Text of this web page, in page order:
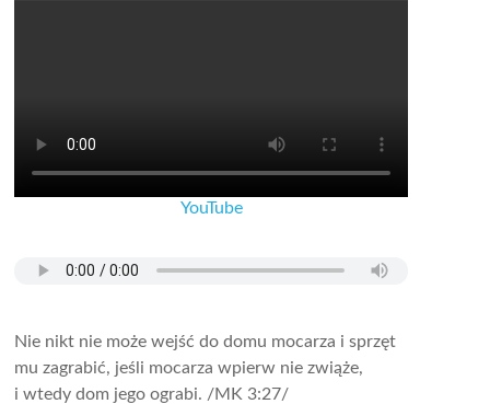
YouTube
Nie nikt nie może wejść do domu mocarza i sprzęt
mu zagrabić, jeśli mocarza wpierw nie zwiąże,
i wtedy dom jego ograbi. /MK 3:27/